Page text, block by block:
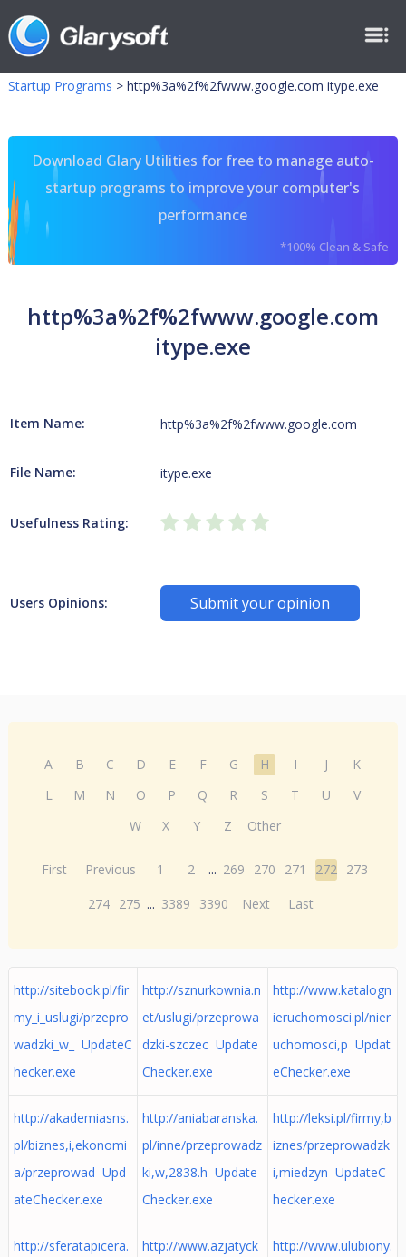
Startup Programs > http%3a%2f%2fwww.google.com itype.exe
Download Glary Utilities for free to manage auto-
startup programs to improve your computer's
performance
*100% Clean & Safe
http%3a%2f%2fwww.google.com
itype.exe
Item Name: http%3a%2f%2fwww.google.com
File Name: itype.exe
Usefulness Rating:
Users Opinions: Submit your opinion
A B C D E F G H I J
K
L
M N O P Q R S T U
V
W
X Y Z Other
First Previous 1 2 ... 269 270 271 272 273
274 275 ... 3389 3390 Next Last
http://sitebook.pl/fir
my_i_uslugi/przepro
wadzki_w_ UpdateC
hecker.exe
http://sznurkownia.n
et/uslugi/przeprowa
dzki-szczec Update
Checker.exe
http://www.katalogn
ieruchomosci.pl/nier
uchomosci,p Updat
eChecker.exe
http://akademiasns.
pl/biznes,i,ekonomi
a/przeprowad Upd
ateChecker.exe
http://aniabaranska.
pl/inne/przeprowadz
ki,w,2838.h Update
Checker.exe
http://leksi.pl/firmy,b
iznes/przeprowadzk
i,miedzyn UpdateC
hecker.exe
http://sferatapicera.
http://www.azjatyck
http://www.ulubiony.